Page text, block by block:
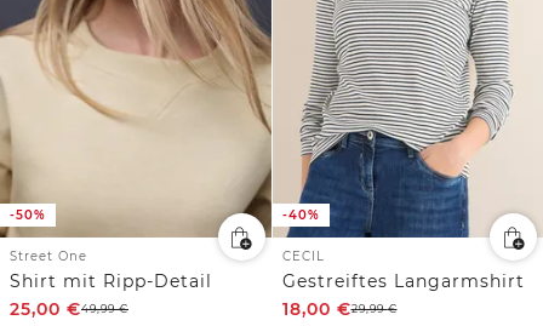
-50%
Street One
Shirt mit Ripp-Detail
25,00 €49,99€
-40%
CECIL
Gestreiftes Langarmshirt
18,00 €29,99€